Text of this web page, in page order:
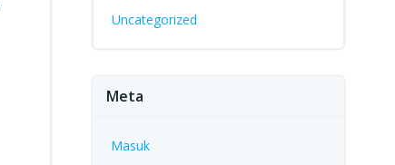
Uncategorized
Meta
Masuk